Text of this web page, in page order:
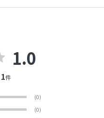
1.0
1件
(0)
(0)